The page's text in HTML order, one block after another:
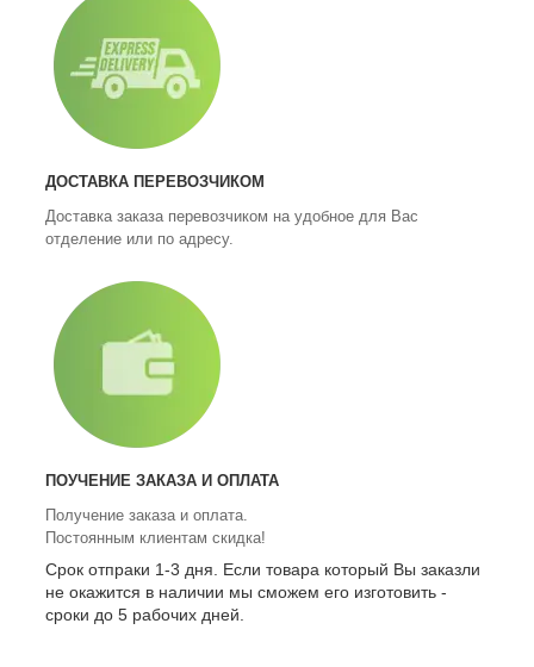
ДОСТАВКА ПЕРЕВОЗЧИКОМ
Доставка заказа перевозчиком на удобное для Вас
отделение или по адресу.
ПОУЧЕНИЕ ЗАКАЗА И ОПЛАТА
Получение заказа и оплата.
Постоянным клиентам скидка!
Срок отпраки 1-3 дня. Если товара который Вы заказли
не окажится в наличии мы сможем его изготовить -
сроки до 5 рабочих дней.